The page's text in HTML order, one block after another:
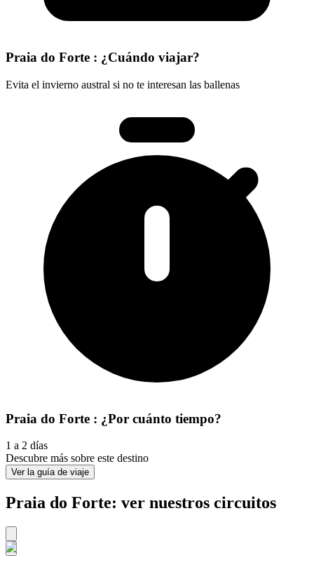
Praia do Forte : ¿Cuándo viajar?
Evita el invierno austral si no te interesan las ballenas
Praia do Forte : ¿Por cuánto tiempo?
1 a 2 días
Descubre más sobre este destino
Ver la guía de viaje
Praia do Forte: ver nuestros circuitos